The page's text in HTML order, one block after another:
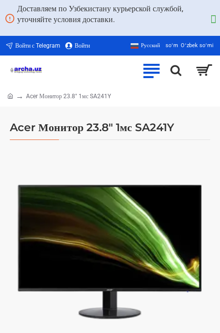
Доставляем по Узбекистану курьерской службой,
уточняйте условия доставки.
Войти с Telegram Войти Русский soʻm Oʻzbek soʻmi
Acer Монитор 23.8" 1мс SA241Y
Acer Монитор 23.8" 1мс SA241Y